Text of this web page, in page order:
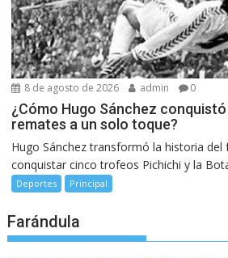
8 de agosto de 2026 admin 0
¿Cómo Hugo Sánchez
remates a un solo toque?
Hugo Sánchez transformó la historia del
conquistar cinco trofeos Pichichi y la
Deportes Principal
Farándula